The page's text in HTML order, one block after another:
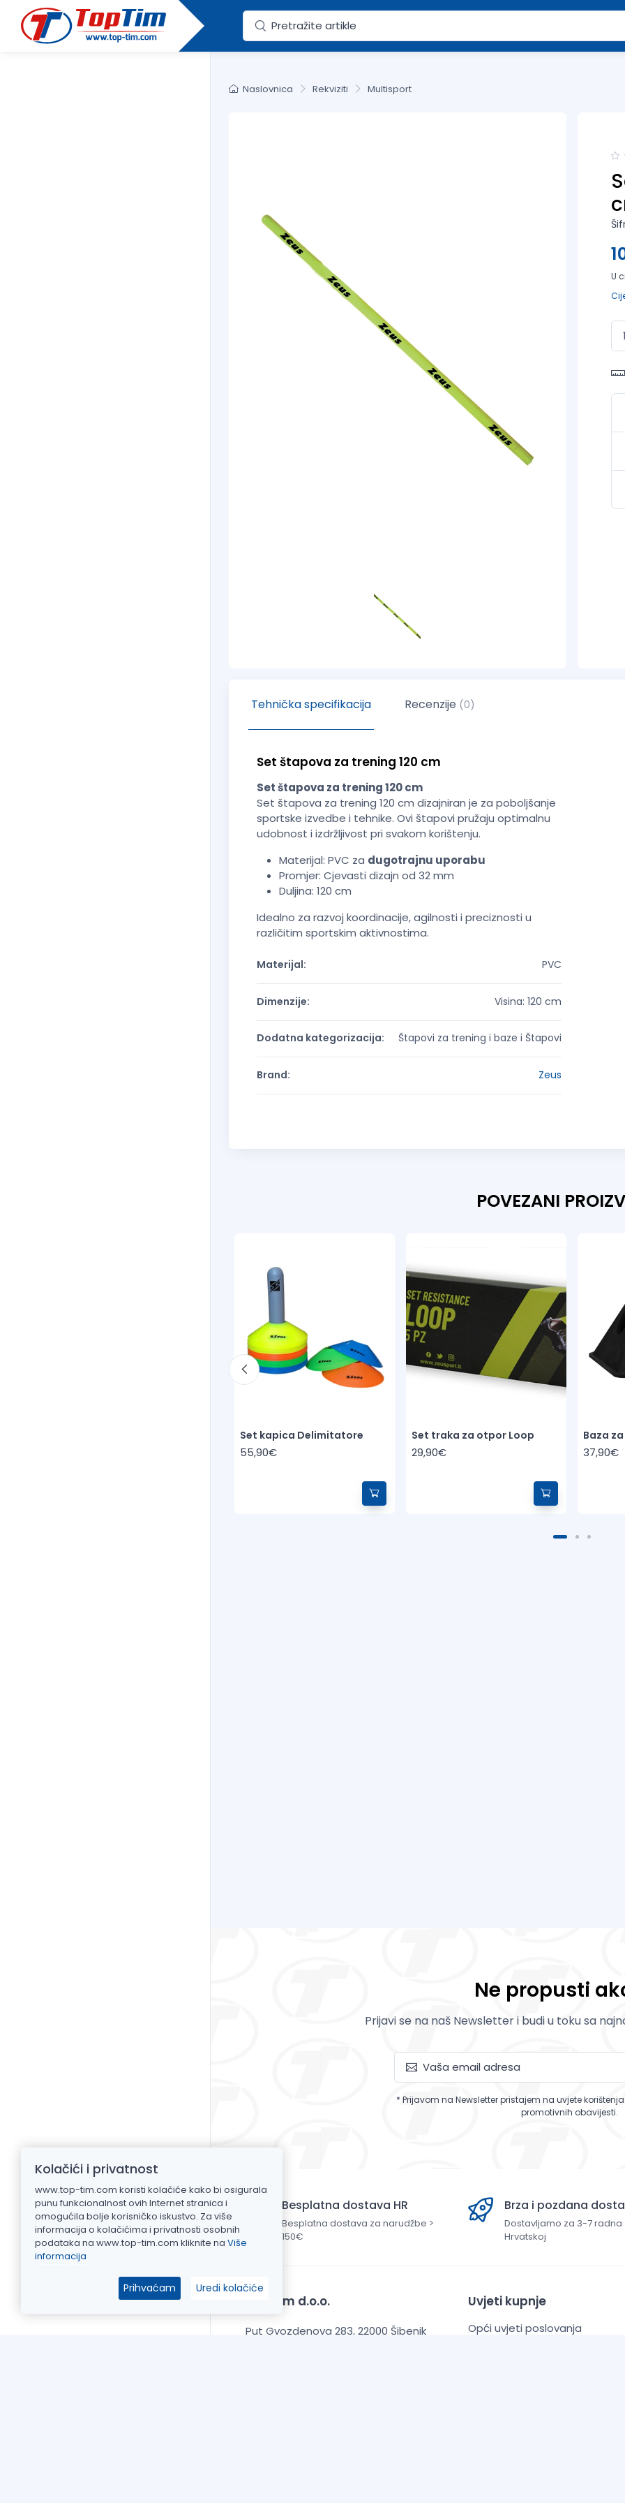
Naslovnica Rekviziti Multisport
U
Tehnička specifikacija Recenzije (0)
Set štapova za trening 120 cm
Set štapova za trening 120 cm
Set štapova za trening 120 cm dizajniran je za poboljšanje
sportske izvedbe i tehnike. Ovi štapovi pružaju optimalnu
udobnost i izdržljivost pri svakom korištenju.
Materijal: PVC za dugotrajnu uporabu
Promjer: Cjevasti dizajn od 32 mm
Duljina: 120 cm
Idealno za razvoj koordinacije, agilnosti i preciznosti u
različitim sportskim aktivnostima.
Materijal: PVC
Dimenzije: Visina: 120 cm
Dodatna kategorizacija: Štapovi za trening i baze i Štapovi
Brand: Zeus
POVEZANI
Set kapica Delimitatore
55,90€
Set traka za otpor Loop
29,90€
Baza
37,90€
Ne propusti
Prijavi se na naš Newsletter i budi u toku sa
* Prijavom na Newsletter pristajem na uvjete
promotivnih obavijesti.
Besplatna dostava HR
Besplatna dostava za narudžbe >
150€
Brza i pozdana
Dostavljamo za 3-7 radna
Hrvatskoj
Top Tim d.o.o.
Put Gvozdenova 283, 22000 Šibenik
Uvjeti kupnje
Opći uvjeti poslovanja
Kolačići i privatnost
www.top-tim.com koristi kolačiće kako bi osigurala
punu funkcionalnost ovih Internet stranica i
omogućila bolje korisničko iskustvo. Za više
informacija o kolačićima i privatnosti osobnih
podataka na www.top-tim.com kliknite na Više
informacija
Prihvaćam Uredi kolačiće